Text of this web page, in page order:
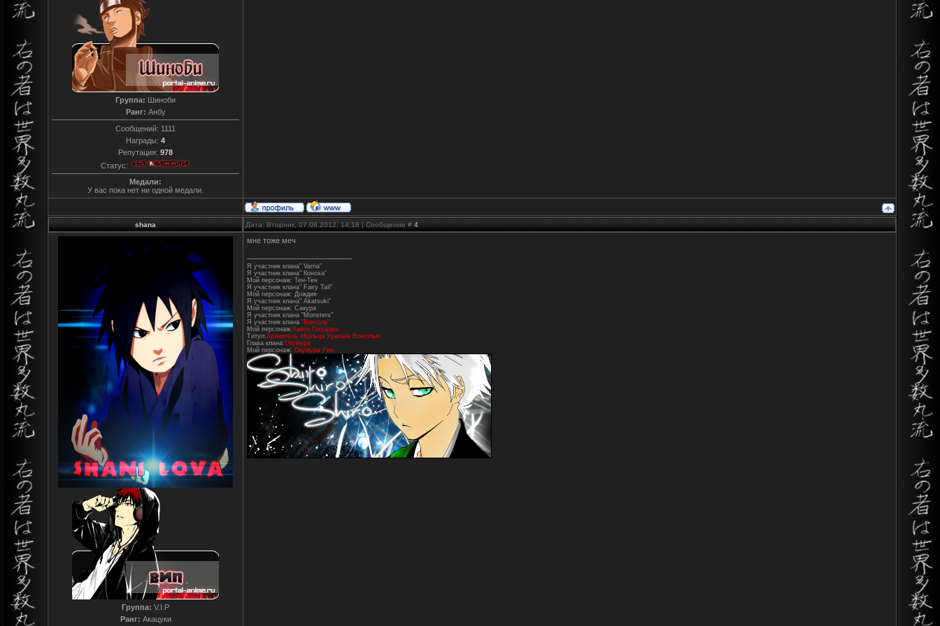
Группа: Шиноби
Ранг: Анбу
Сообщений: 1111
Награды: 4
Репутация: 978
Статус:
Медали:
У вас пока нет ни одной медали.
shana Дата: Вторник, 07.08.2012, 14:18 | Сообщение # 4
Группа: V.I.P
Ранг: Акацуки
мне тоже меч
Я участник клана" Varria"
Я участник клана" Коноха"
Мой персонаж: Тен-Тен
Я участник клана" Fairy Tail"
Мой персонаж: Дождия
Я участник клана" Akatsuki"
Мой персонаж: Сакура
Я участник клана "Monsters"
Я участник клана "Вонгола"
Мой персонаж:Хаято Гокудэра
Титул:Хранитель «Кольца Урагана Вонголы».
Глава клана:Окумура
Мой персонаж: Окумура Рин